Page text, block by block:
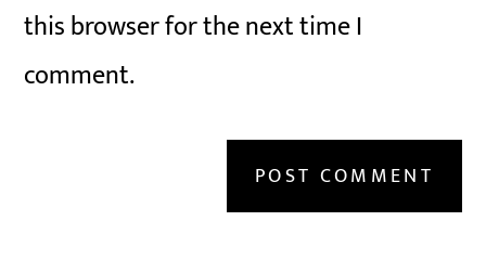
this browser for the next time I
comment.